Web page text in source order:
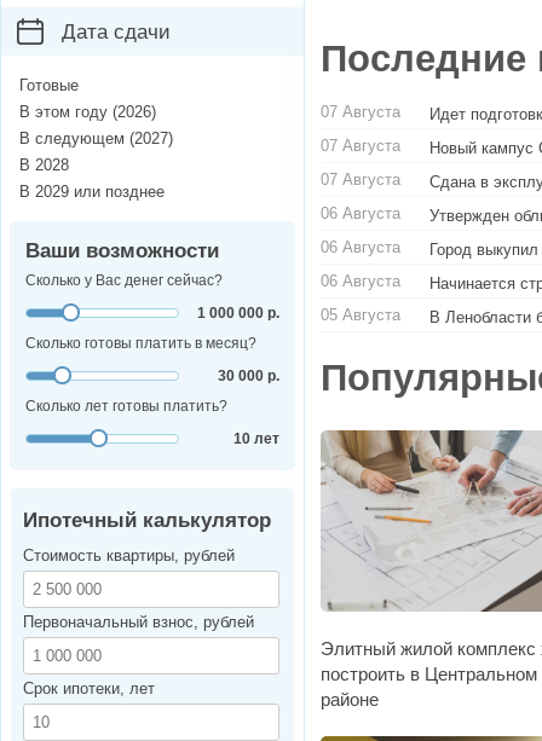
Последние
07 Августа
Идет
07 Августа
Новый кампус
07 Августа
Сдана в
06 Августа
Утвержден
06 Августа
Город
06 Августа
Начинается
05 Августа
В Ленобласти
Элитный жилой комплекс
построить в Центральном
районе
Дата сдачи
Готовые
В этом году (2026)
В следующем (2027)
В 2028
В 2029 или позднее
Ваши возможности
Сколько у Вас денег сейчас?
1 000 000 р.
Сколько готовы платить в месяц?
30 000 р.
Сколько лет готовы платить?
10 лет
Ипотечный калькулятор
Стоимость квартиры, рублей
Первоначальный взнос, рублей
Срок ипотеки, лет